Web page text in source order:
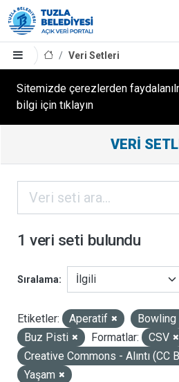
Veri Setleri
Sitemizde çerezlerden
bilgi için tıklayın
Sonuçları
ORGANIZASYONLAR
KATEGORILER
ETIKETLER
LISANSLAR
VERI
1 veri seti bulundu
Sıralama
Etiketler: Aperatif Bowling
Buz Pisti
Formatlar: CSV
Creative Commons - Alıntı (CC
Yaşam